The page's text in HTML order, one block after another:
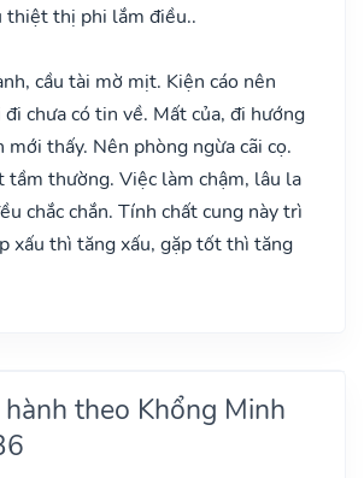
thiệt thị phi lắm điều..
cầu tài mờ mịt. Kiện cáo nên
chưa có tin về. Mất của, đi hướng
mới thấy. Nên phòng ngừa cãi cọ.
tầm thường. Việc làm chậm, lâu la
chắc chắn. Tính chất cung này trì
xấu thì tăng xấu, gặp tốt thì tăng
theo Khổng Minh